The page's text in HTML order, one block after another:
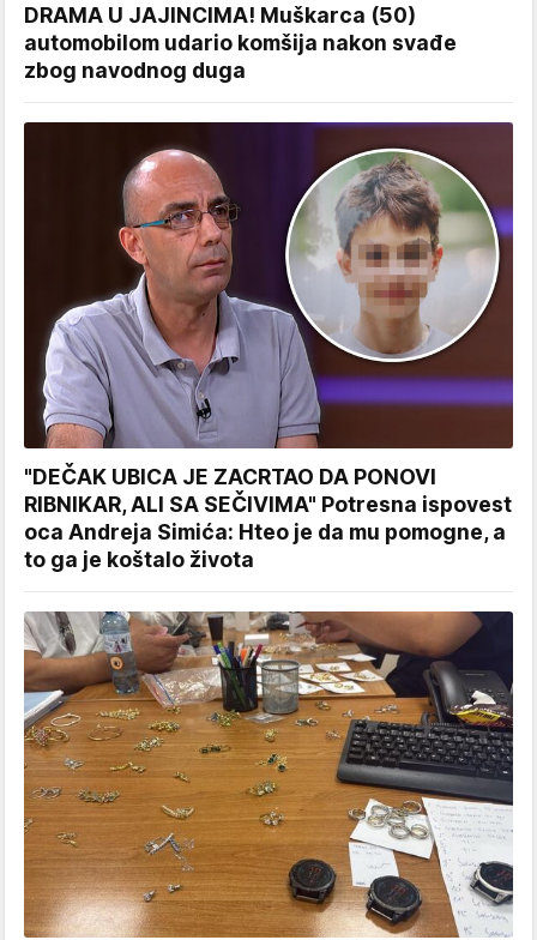
DRAMA U JAJINCIMA! Muškarca (50)
automobilom udario komšija nakon svađe
zbog navodnog duga
"DEČAK UBICA JE ZACRTAO DA PONOVI
RIBNIKAR, ALI SA SEČIVIMA" Potresna ispovest
oca Andreja Simića: Hteo je da mu pomogne, a
to ga je koštalo života